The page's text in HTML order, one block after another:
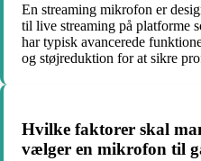
En streaming mikrofon er
til live streaming på platforme
har typisk avancerede
og støjreduktion for at sikre
Hvilke faktorer skal
vælger en mikrofon til